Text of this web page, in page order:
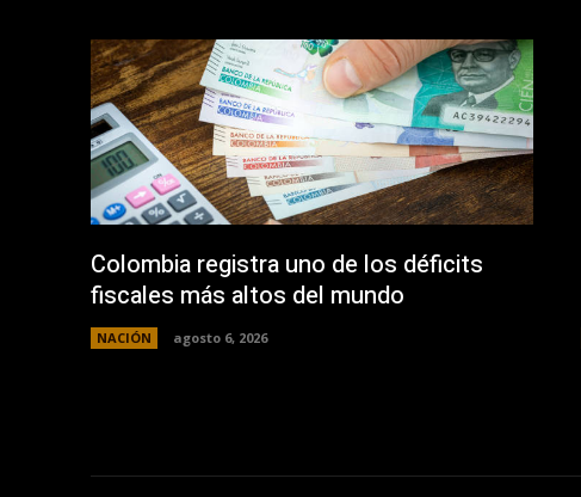
Colombia registra uno de los déficits
fiscales más altos del mundo
NACIÓN agosto 6, 2026